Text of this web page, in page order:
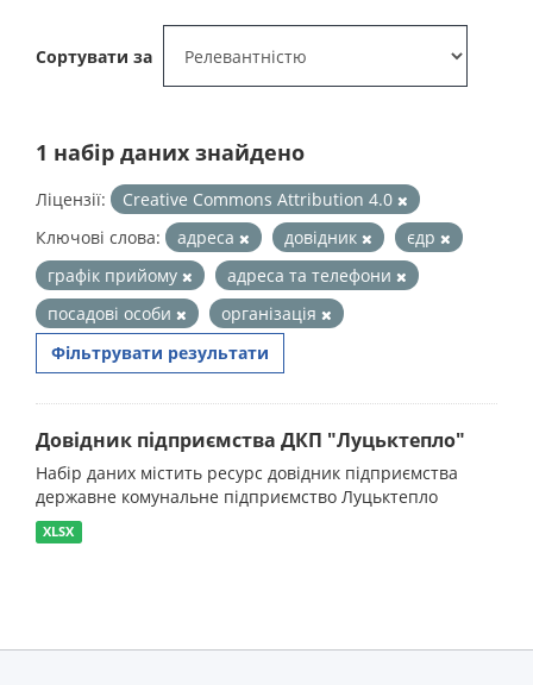
Сортувати за
1 набір даних знайдено
Ліцензії:
Creative Commons Attribution 4.0
Ключові слова:
адреса довідник
єдр
графік прийому
адреса та телефони
посадові особи
організація
Фільтрувати результати
Довідник підприємства ДКП "Луцьктепло"
Набір даних містить ресурс довідник підприємства
державне комунальне підприємство Луцьктепло
XLSX